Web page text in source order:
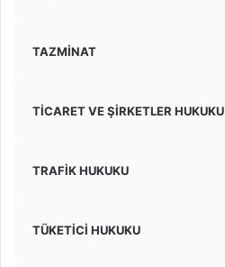
TAZMİNAT
TİCARET VE ŞİRKETLER HUKUKU
TRAFİK HUKUKU
TÜKETİCİ HUKUKU